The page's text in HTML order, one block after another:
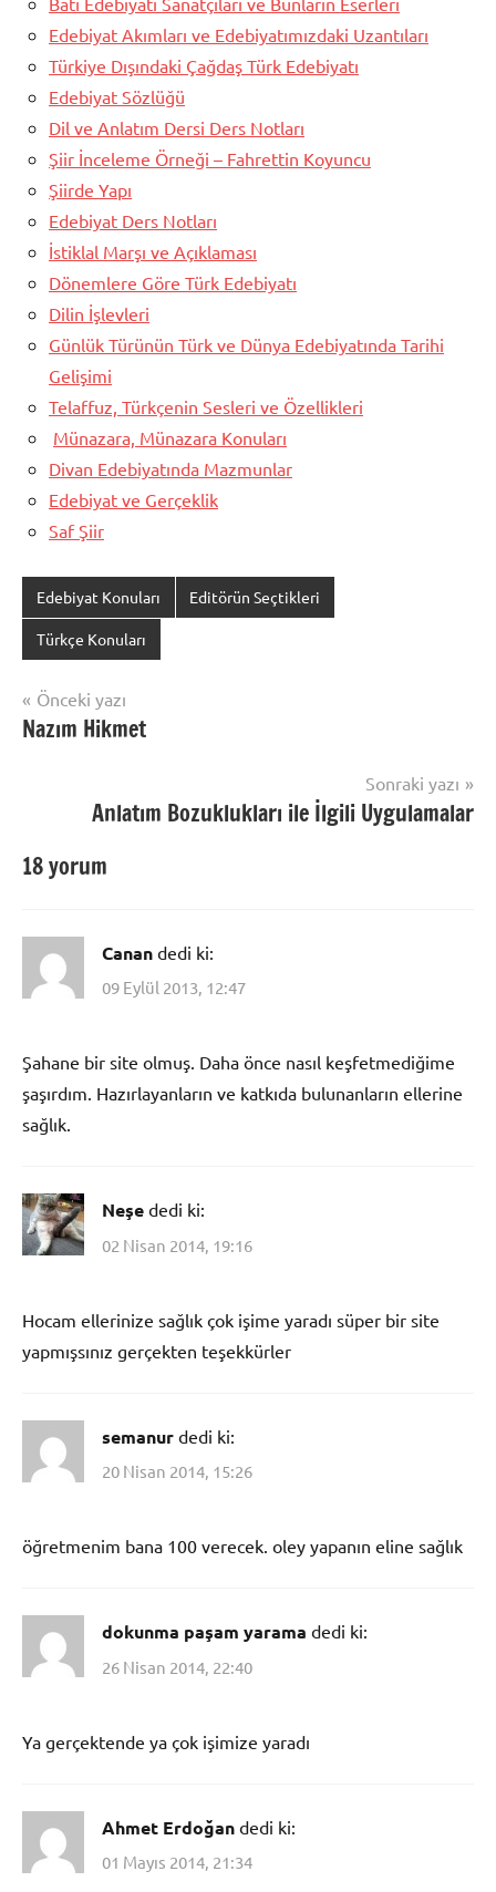
Edebiyat Akımları ve Edebiyatımızdaki Uzantıları
Türkiye Dışındaki Çağdaş Türk Edebiyatı
Edebiyat Sözlüğü
Dil ve Anlatım Dersi Ders Notları
Şiir İnceleme Örneği – Fahrettin Koyuncu
Şiirde Yapı
Edebiyat Ders Notları
İstiklal Marşı ve Açıklaması
Dönemlere Göre Türk Edebiyatı
Dilin İşlevleri
Günlük Türünün Türk ve Dünya Edebiyatında Tarihi
Telaffuz, Türkçenin Sesleri ve Özellikleri
Münazara, Münazara Konuları
Divan Edebiyatında Mazmunlar
Edebiyat ve Gerçeklik
Saf Şiir
Edebiyat Konuları Editörün Seçtikleri
Türkçe Konuları
Yazı
gezinmesi
Önceki yazı
Nazım Hikmet
Sonraki yazı
Anlatım Bozuklukları ile İlgili Uygulamalar
18 yorum
Canan dedi ki:
09 Eylül 2013, 12:47
Şahane bir site olmuş. Daha önce nasıl keşfetmediğime
şaşırdım. Hazırlayanların ve katkıda bulunanların ellerine
sağlık.
Neşe dedi ki:
02 Nisan 2014, 19:16
Hocam ellerinize sağlık çok işime yaradı süper bir site
yapmışsınız gerçekten teşekkürler
semanur dedi ki:
20 Nisan 2014, 15:26
öğretmenim bana 100 verecek. oley yapanın eline sağlık
dokunma paşam yarama dedi ki:
26 Nisan 2014, 22:40
Ya gerçektende ya çok işimize yaradı
Ahmet Erdoğan dedi ki:
01 Mayıs 2014, 21:34